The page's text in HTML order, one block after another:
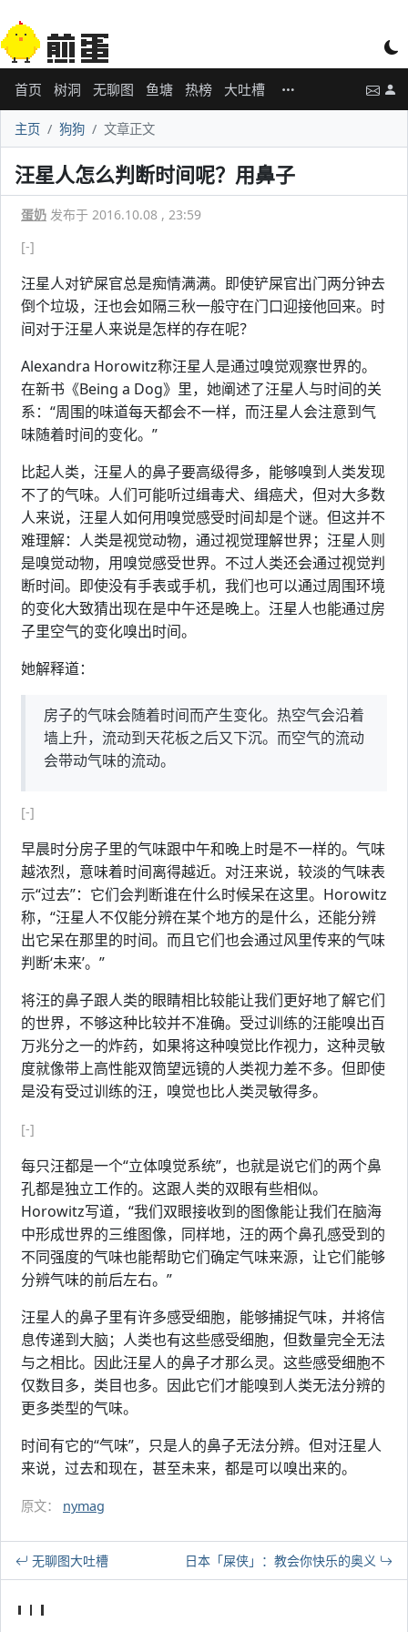
首页 树洞 无聊图 鱼塘 热榜 大吐槽
主页 狗狗 文章正文
汪星人怎么判断时间呢？用鼻子
蛋奶 发布于 2016.10.08 , 23:59
[-]
汪星人对铲屎官总是痴情满满。即使铲屎官出门两分钟去
倒个垃圾，汪也会如隔三秋一般守在门口迎接他回来。时
间对于汪星人来说是怎样的存在呢？
Alexandra Horowitz称汪星人是通过嗅觉观察世界的。
在新书《Being a Dog》里，她阐述了汪星人与时间的关
系：“周围的味道每天都会不一样，而汪星人会注意到气
味随着时间的变化。”
比起人类，汪星人的鼻子要高级得多，能够嗅到人类发现
不了的气味。人们可能听过缉毒犬、缉癌犬，但对大多数
人来说，汪星人如何用嗅觉感受时间却是个谜。但这并不
难理解：人类是视觉动物，通过视觉理解世界；汪星人则
是嗅觉动物，用嗅觉感受世界。不过人类还会通过视觉判
断时间。即使没有手表或手机，我们也可以通过周围环境
的变化大致猜出现在是中午还是晚上。汪星人也能通过房
子里空气的变化嗅出时间。
她解释道：
房子的气味会随着时间而产生变化。热空气会沿着
墙上升，流动到天花板之后又下沉。而空气的流动
会带动气味的流动。
[-]
早晨时分房子里的气味跟中午和晚上时是不一样的。气味
越浓烈，意味着时间离得越近。对汪来说，较淡的气味表
示“过去”：它们会判断谁在什么时候呆在这里。Horowitz
称，“汪星人不仅能分辨在某个地方的是什么，还能分辨
出它呆在那里的时间。而且它们也会通过风里传来的气味
判断‘未来’。”
将汪的鼻子跟人类的眼睛相比较能让我们更好地了解它们
的世界，不够这种比较并不准确。受过训练的汪能嗅出百
万兆分之一的炸药，如果将这种嗅觉比作视力，这种灵敏
度就像带上高性能双筒望远镜的人类视力差不多。但即使
是没有受过训练的汪，嗅觉也比人类灵敏得多。
[-]
每只汪都是一个“立体嗅觉系统”，也就是说它们的两个鼻
孔都是独立工作的。这跟人类的双眼有些相似。
Horowitz写道，“我们双眼接收到的图像能让我们在脑海
中形成世界的三维图像，同样地，汪的两个鼻孔感受到的
不同强度的气味也能帮助它们确定气味来源，让它们能够
分辨气味的前后左右。”
汪星人的鼻子里有许多感受细胞，能够捕捉气味，并将信
息传递到大脑；人类也有这些感受细胞，但数量完全无法
与之相比。因此汪星人的鼻子才那么灵。这些感受细胞不
仅数目多，类目也多。因此它们才能嗅到人类无法分辨的
更多类型的气味。
时间有它的“气味”，只是人的鼻子无法分辨。但对汪星人
来说，过去和现在，甚至未来，都是可以嗅出来的。
原文： nymag
无聊图大吐槽 日本「屎侠」：教会你快乐的奥义